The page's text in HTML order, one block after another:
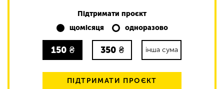
Підтримати проєкт
щомісяця
одноразово
150 ₴ 350 ₴ інша сума
ПІДТРИМАТИ ПРОЄКТ